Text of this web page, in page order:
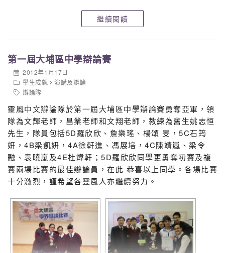
1C
男子中一詩詞獨誦（廣東話）
8
黃琳
9
王世尊 1A
10
高希彤 5D
女子中五散文獨誦（廣東話）
11
黃詠汶 4A
女子中四散文獨誦（廣東話）
12
唐菀禧 4A
女子中四散文獨誦（廣東話）
13
梁逸怡 1C
女子中一散文獨誦（廣東話）
14
周德功 6C
男子中六散文獨誦（廣東話）
15
徐子君 5B
中四至中六級歌詞朗誦
16
陳曉童
中三、四二人對誦（廣東話）
鄺詠妍
4C
繼續閱讀
第一屆大埔區中學辯論賽
2012年1月17日
學生成就
演講及辯論
辯論隊
靈風中文辯論隊於第一屆大埔區中學辯論賽勇奪亞軍，領
隊為文輝老師，昌業老師和文翔老師，教練為舊生姚志恒
先生，隊員包括5D羅欣欣、詹樂瑤、楊頌 旻，5C石筠
妍，4B梁凱妍，4A徐軒進、馮展培，4C陳靖嵐、梁令
融、袁曉嵐及4E杜煒軒；5D羅欣欣同學更勇奪初賽及複
賽兩場比賽的最佳辯論員，在此 恭喜以上同學。各場比賽
十分激烈，謹希望各靈風人亦繼續努力。